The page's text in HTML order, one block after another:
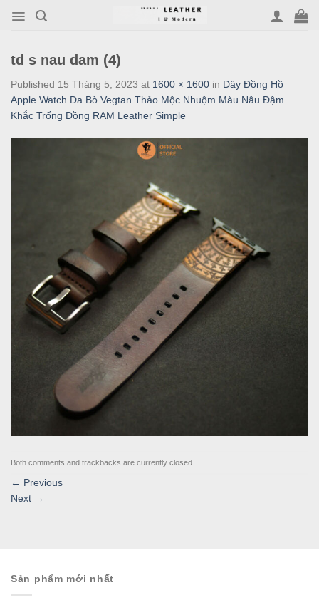
td s nau dam (4)
Published 15 Tháng 5, 2023 at 1600 × 1600 in Dây Đồng Hồ
Apple Watch Da Bò Vegtan Thảo Mộc Nhuộm Màu Nâu Đậm
Khắc Trống Đồng RAM Leather Simple
Both comments and trackbacks are currently closed.
← Previous
Next →
Sản phẩm mới nhất